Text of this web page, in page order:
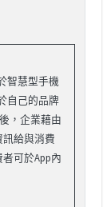
智慧型手機
自己的品牌
，企業藉由
給與消費
可於App內